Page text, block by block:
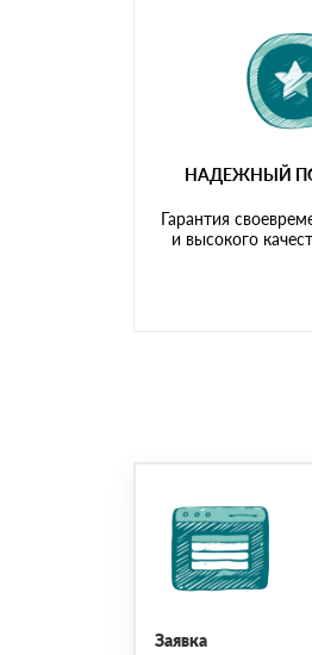
НАДЕЖНЫЙ
Гарантия
и высокого
Заявка